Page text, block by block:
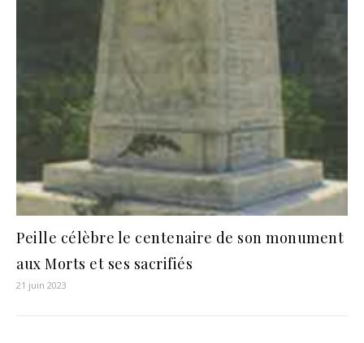
Peille célèbre le centenaire de son monument
aux Morts et ses sacrifiés
21 juin 2023